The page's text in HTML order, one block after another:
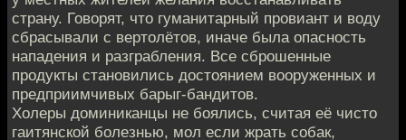
страну. Говорят, что гуманитарный провиант и воду
сбрасывали с вертолётов, иначе была опасность
нападения и разграбления. Все сброшенные
продукты становились достоянием вооруженных и
предприимчивых барыг-бандитов.
Холеры доминиканцы не боялись, считая её чисто
гаитянской болезнью, мол если жрать собак,